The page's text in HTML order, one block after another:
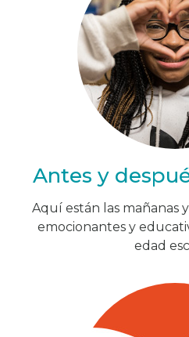
Antes y
Aquí están las mañanas
emocionantes y
edad